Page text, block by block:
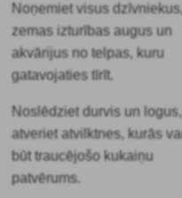
Noņemiet visus
zemas izturības augus un
akvārijus no telpas, kuru
gatavojaties tīrīt.
Noslēdziet durvis un logus,
atveriet atvilktnes, kurās
būt traucējošo kukaiņu
patvērums.